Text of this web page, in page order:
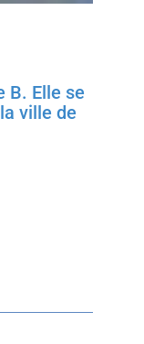
B. Elle se
ville de